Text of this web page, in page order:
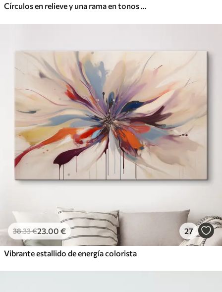
Círculos en relieve y una rama en tonos neutros cálidos
38.33€23.00 € 27
Vibrante estallido de energía colorista